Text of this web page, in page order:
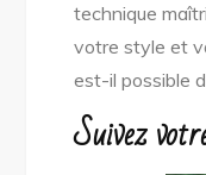
technique
votre style et
est-il possible
Suivez